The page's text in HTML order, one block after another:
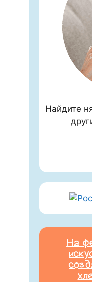
Найдите
На